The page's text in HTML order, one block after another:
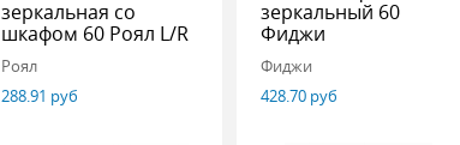
зеркальная со
шкафом 60 Роял L/R
Роял
288.91 руб
зеркальный 60
Фиджи
Фиджи
428.70 руб